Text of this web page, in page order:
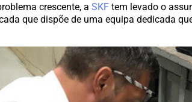
crescente, aSKF tem levado o
que dispõe de uma equipa dedicada